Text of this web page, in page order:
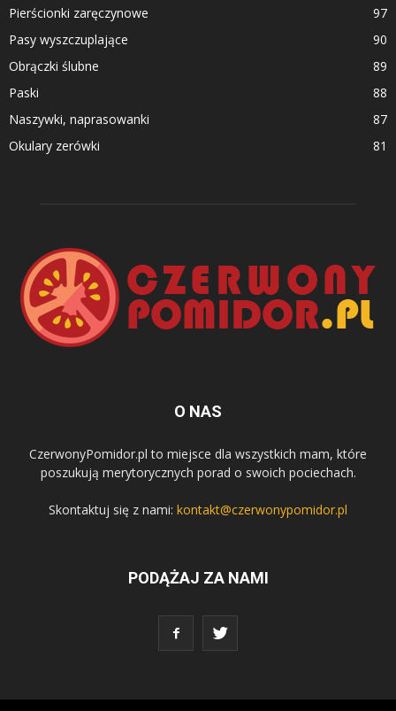
Pierścionki zaręczynowe
97
Pasy wyszczuplające
90
Obrączki ślubne
89
Paski
88
Naszywki, naprasowanki
87
Okulary zerówki
81
O NAS
CzerwonyPomidor.pl to miejsce dla wszystkich mam, które
poszukują merytorycznych porad o swoich pociechach.
Skontaktuj się z nami: kontakt@czerwonypomidor.pl
PODĄŻAJ ZA NAMI